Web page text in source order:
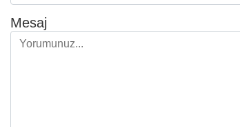
Mesaj